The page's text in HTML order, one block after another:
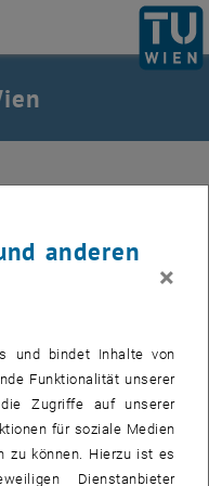
auflisten
pro Jahr, mit
der
in Verhandlungen
Technologie und KI in der
anderen
×
und bindet Inhalte von
Funktionalität unserer
Zugriffe auf unserer
für soziale Medien
zu können. Hierzu ist es
Dienstanbieter